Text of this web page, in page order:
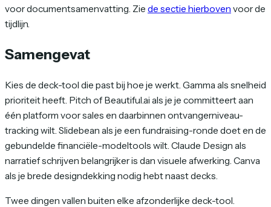
voor documentsamenvatting. Zie de sectie hierboven voor de
tijdlijn.
Samengevat
Kies de deck-tool die past bij hoe je werkt. Gamma als snelheid
prioriteit heeft. Pitch of Beautiful.ai als je je committeert aan
één platform voor sales en daarbinnen ontvangerniveau-
tracking wilt. Slidebean als je een fundraising-ronde doet en de
gebundelde financiële-modeltools wilt. Claude Design als
narratief schrijven belangrijker is dan visuele afwerking. Canva
als je brede designdekking nodig hebt naast decks.
Twee dingen vallen buiten elke afzonderlijke deck-tool.